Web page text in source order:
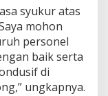
syukur atas
mohon
personel
baik serta
di
ungkapnya.